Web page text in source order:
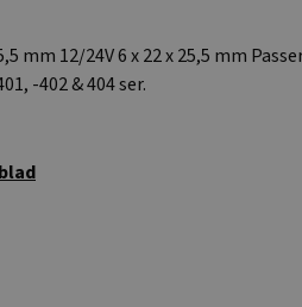
mm 12/24V 6 x 22 x 25,5 mm
-402 & 404 ser.